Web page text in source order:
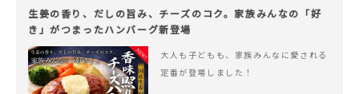
生姜の香り、だしの旨み、チーズのコク。家族みんなの「好
き」がつまったハンバーグ新登場
大人も子どもも、家族みんなに愛される
定番が登場しました！